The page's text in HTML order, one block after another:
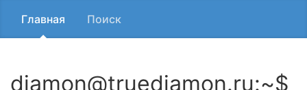
Главная Поиск
diamon@truediamon.ru:~$